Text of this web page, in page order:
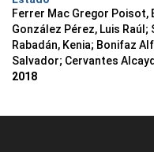
Ferrer Mac Gregor Poisot,
González Pérez, Luis Raúl ;
Rabadán, Kenia; Bonifaz
Salvador; Cervantes
2018